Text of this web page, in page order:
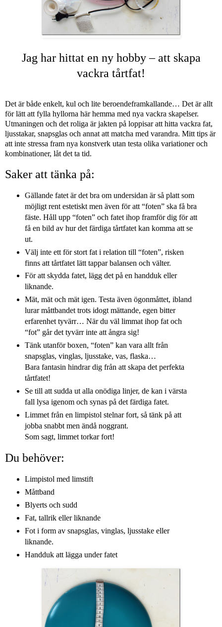
Jag har hittat en ny hobby – att skapa
vackra tårtfat!
Det är både enkelt, kul och lite beroendeframkallande… Det är allt
för lätt att fylla hyllorna här hemma med nya vackra skapelser.
Utmaningen och det roliga är jakten på loppisar att hitta vackra fat,
ljusstakar, snapsglas och annat att matcha med varandra. Mitt tips är
att inte stressa fram nya konstverk utan testa olika variationer och
kombinationer, låt det ta tid.
Saker att tänka på:
Gällande fatet är det bra om undersidan är så platt som
möjligt rent estetiskt men även för att “foten” ska få bra
fäste. Håll upp “foten” och fatet ihop framför dig för att
få en bild av hur det färdiga tårtfatet kan komma att se
ut.
Välj inte ett för stort fat i relation till “foten”, risken
finns att tårtfatet lätt tappar balansen och välter.
För att skydda fatet, lägg det på en handduk eller
liknande.
Mät, mät och mät igen. Testa även ögonmåttet, ibland
lurar måttbandet trots idogt mättande, egen bitter
erfarenhet tyvärr… När du väl limmat ihop fat och
“fot” går det tyvärr inte att ångra sig!
Tänk utanför boxen, “foten” kan vara allt från
snapsglas, vinglas, ljusstake, vas, flaska…
Bara fantasin hindrar dig från att skapa det perfekta
tårtfatet!
Se till att sudda ut alla onödiga linjer, de kan i värsta
fall lysa igenom och synas på det färdiga fatet.
Limmet från en limpistol stelnar fort, så tänk på att
jobba snabbt men ändå noggrant.
Som sagt, limmet torkar fort!
Du behöver:
Limpistol med limstift
Måttband
Blyerts och sudd
Fat, tallrik eller liknande
Fot i form av snapsglas, vinglas, ljusstake eller
liknande.
Handduk att lägga under fatet